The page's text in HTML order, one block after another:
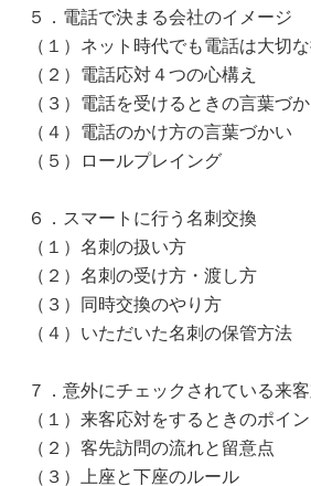
５．電話で決まる会社のイメージ
（１）ネット時代でも電話は大切
（２）電話応対４つの心構え
（３）電話を受けるときの言葉づ
（４）電話のかけ方の言葉づかい
（５）ロールプレイング
６．スマートに行う名刺交換
（１）名刺の扱い方
（２）名刺の受け方・渡し方
（３）同時交換のやり方
（４）いただいた名刺の保管方法
７．意外にチェックされている来
（１）来客応対をするときのポイン
（２）客先訪問の流れと留意点
（３）上座と下座のルール